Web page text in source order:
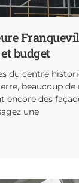
budget
du centre
beaucoup de
encore des
une